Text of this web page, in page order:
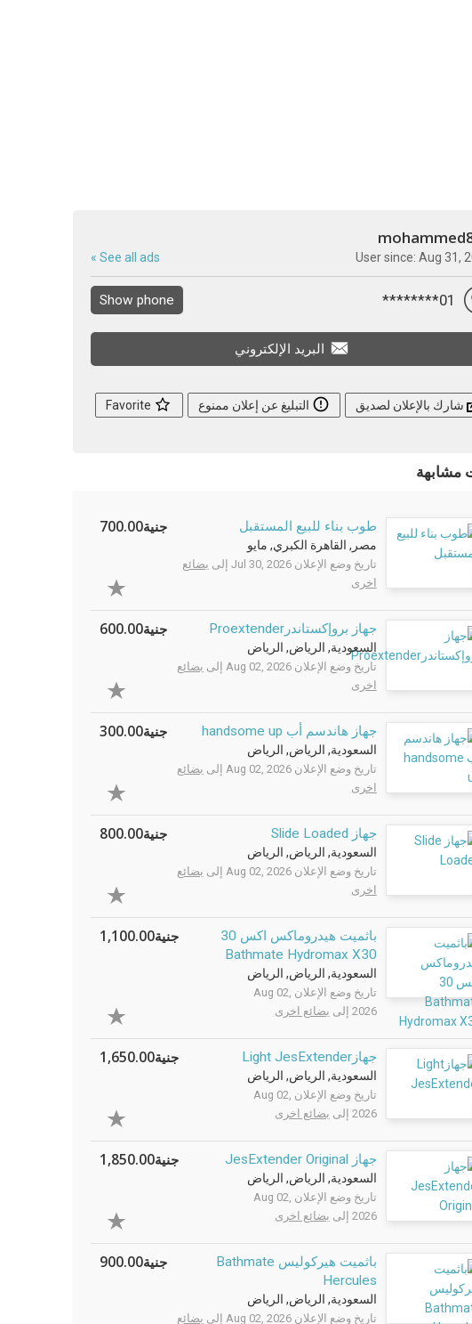
User since: Aug 31,
See all ads »
01********
Show phone
البريد الإلكتروني
شارك بالإعلان لصديق التبليغ عن إعلان ممنوع
مشابهة
طوب بناء للبيع المستقبل
مصر, القاهرة الكبري, مايو
تاريخ وضع الإعلان Jul 30, 2026 إلى
بضائع
اخرى
جنية700.00
جهاز بروإكستاندرProextender
السعودية, الرياض, الرياض
تاريخ وضع الإعلان Aug 02, 2026 إلى
بضائع
اخرى
جنية600.00
جهاز هاندسم أب handsome up
السعودية, الرياض, الرياض
تاريخ وضع الإعلان Aug 02, 2026 إلى
بضائع
اخرى
جنية300.00
جهاز Slide Loaded
السعودية, الرياض, الرياض
تاريخ وضع الإعلان Aug 02, 2026 إلى
بضائع
اخرى
جنية800.00
باثميت هيدروماكس اكس 30
Bathmate Hydromax X30
السعودية, الرياض, الرياض
تاريخ وضع الإعلان Aug 02,
2026 إلى
بضائع اخرى
جنية1,100.00
جهازLight JesExtender
السعودية, الرياض, الرياض
تاريخ وضع الإعلان Aug 02,
2026 إلى
بضائع اخرى
جنية1,650.00
جهاز JesExtender Original
السعودية, الرياض, الرياض
تاريخ وضع الإعلان Aug 02,
2026 إلى
بضائع اخرى
جنية1,850.00
باثميت هيركوليس Bathmate
Hercules
السعودية, الرياض, الرياض
تاريخ وضع الإعلان Aug 02, 2026 إلى
بضائع
جنية900.00